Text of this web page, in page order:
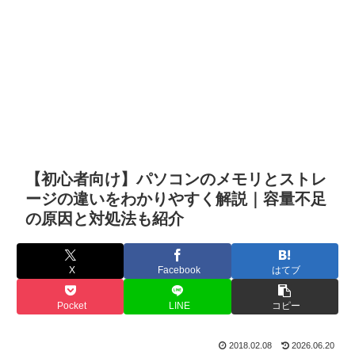
【初心者向け】パソコンのメモリとストレ
ージの違いをわかりやすく解説｜容量不足
の原因と対処法も紹介
X Facebook はてブ
Pocket LINE コピー
2018.02.08 2026.06.20